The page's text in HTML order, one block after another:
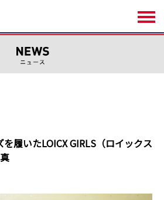
履いたLOICX GIRLS（ロイックス